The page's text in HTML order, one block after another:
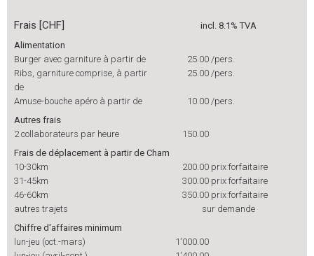
Frais [CHF]
incl. 8.1% TVA
Alimentation
Burger avec garniture à partir de
25.00 /pers.
Ribs, garniture comprise, à partir
de
25.00 /pers.
Amuse-bouche apéro à partir de 10.00 /pers.
Autres frais
2 collaborateurs par heure
150.00
Frais de déplacement à partir de Cham
10-30km
200.00 prix forfaitaire
31-45km
300.00 prix forfaitaire
46-60km
350.00 prix forfaitaire
autres trajets
sur demande
Chiffre d'affaires minimum
lun-jeu (oct.-mars)
1'000.00